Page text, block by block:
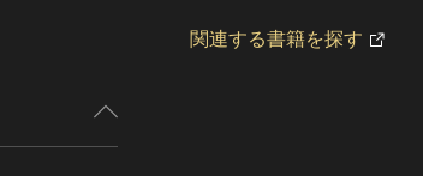
関連する書籍を探す